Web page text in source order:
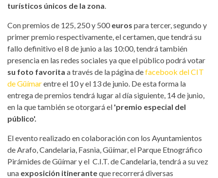
turísticos únicos de la zona.
Con premios de 125, 250 y 500 euros para tercer, segundo y
primer premio respectivamente, el certamen, que tendrá su
fallo definitivo el 8 de junio a las 10:00, tendrá también
presencia en las redes sociales ya que el público podrá votar
su foto favorita a través de la página defacebook del CIT
de Güímarentre el 10 y el 13 de junio. De esta forma la
entrega de premios tendrá lugar al día siguiente, 14 de junio,
en la que también se otorgará el 'premio especial del
público'.
El evento realizado en colaboración con los Ayuntamientos
de Arafo, Candelaria, Fasnia, Güímar, el Parque Etnográfico
Pirámides de Güímar y el C.I.T. de Candelaria, tendrá a su vez
una exposición itineranteque recorrerá diversas